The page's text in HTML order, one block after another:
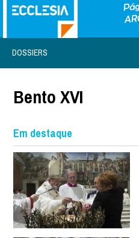
DOSSIERS
Bento XVI
Em destaque